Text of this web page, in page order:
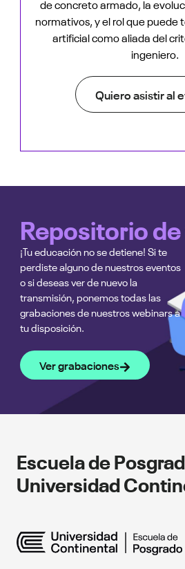
de concreto armado, la
normativos, y el rol que puede
artificial como aliada del
ingeniero.
Quiero asistir al
Repositorio
¡Tu educación no se detiene! Si te
perdiste alguno de nuestros eventos
o si deseas ver de nuevo la
transmisión, ponemos todas las
grabaciones de nuestros webinars a
tu disposición.
Ver grabaciones
Escuela de
Universidad